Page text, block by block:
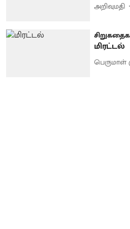
அறிவுமதி
மிரட்டல்
பெருமாள்